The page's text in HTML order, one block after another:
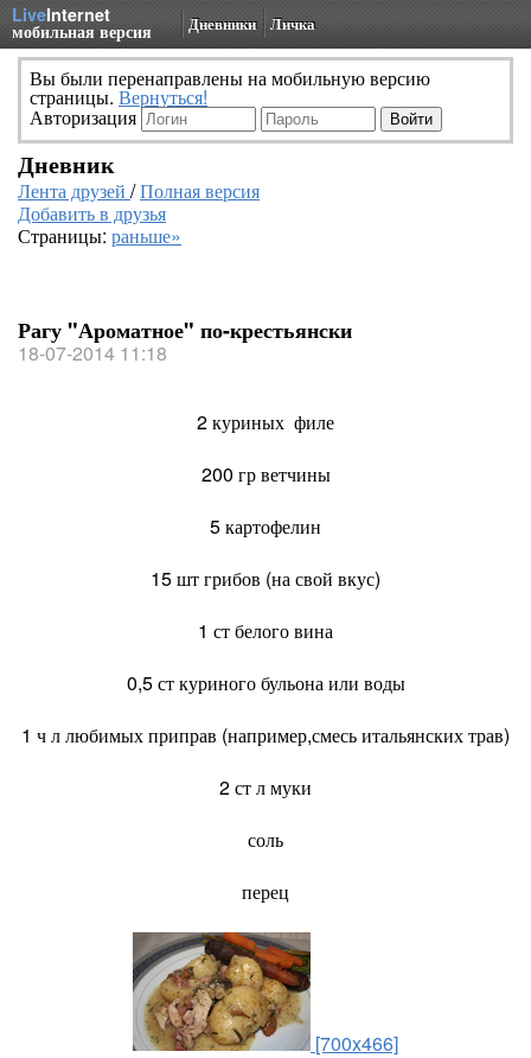
LiveInternet
мобильная версия Дневники Личка
Вы были перенаправлены на мобильную версию
страницы. Вернуться!
Авторизация
Дневник
Лента друзей /Полная версия
Добавить в друзья
Страницы: раньше»
Рагу "Ароматное" по-крестьянски
18-07-2014 11:18
2 куриных филе
200 гр ветчины
5 картофелин
15 шт грибов (на свой вкус)
1 ст белого вина
0,5 ст куриного бульона или воды
1 ч л любимых приправ (например,смесь итальянских трав)
2 ст л муки
соль
перец
[700x466]